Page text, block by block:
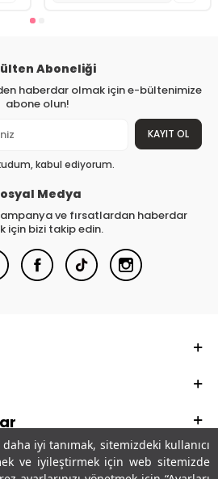
iyi tanımak, sitemizdeki kullanıcı
ve iyileştirmek için web sitemizde
Aboneliği
haberdar olmak için e-bültenimize
abone olun!
KAYIT OL
kabul ediyorum.
Medya
ve fırsatlardan haberdar
için bizi takip edin.